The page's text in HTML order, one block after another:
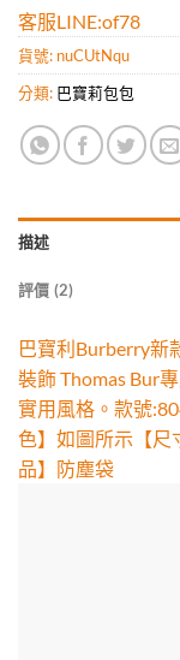
客服LINE:of78
貨號: nuCUtNqu
分類: 巴寶莉包包
描述
評價 (2)
巴寶利Burberry新
裝飾 Thomas Bur
實用風格。款號
色】如圖所示【尺
品】防塵袋